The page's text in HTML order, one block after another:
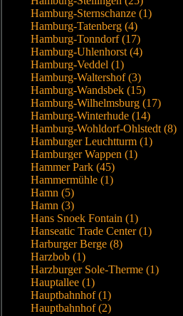
Hamburg-Sternschanze (1)
Hamburg-Tatenberg (4)
Hamburg-Tonndorf (17)
Hamburg-Uhlenhorst (4)
Hamburg-Veddel (1)
Hamburg-Waltershof (3)
Hamburg-Wandsbek (15)
Hamburg-Wilhelmsburg (17)
Hamburg-Winterhude (14)
Hamburg-Wohldorf-Ohlstedt (8)
Hamburger Leuchtturm (1)
Hamburger Wappen (1)
Hammer Park (45)
Hammermühle (1)
Hamn (5)
Hamn (3)
Hans Snoek Fontain (1)
Hanseatic Trade Center (1)
Harburger Berge (8)
Harzbob (1)
Harzburger Sole-Therme (1)
Hauptallee (1)
Hauptbahnhof (1)
Hauptbahnhof (2)